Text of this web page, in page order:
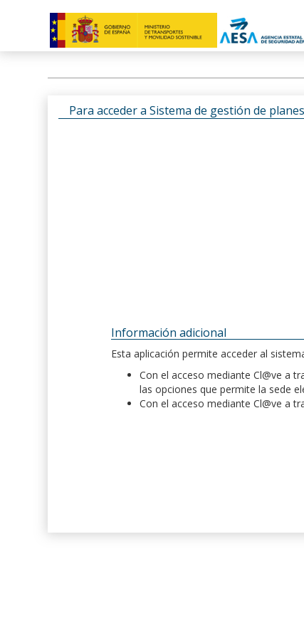
Para acceder a Sistema de gestión de
Información adicional
Esta aplicación permite acceder al
Con el acceso mediante Cl@ve a
las opciones que permite la sede
Con el acceso mediante Cl@ve a